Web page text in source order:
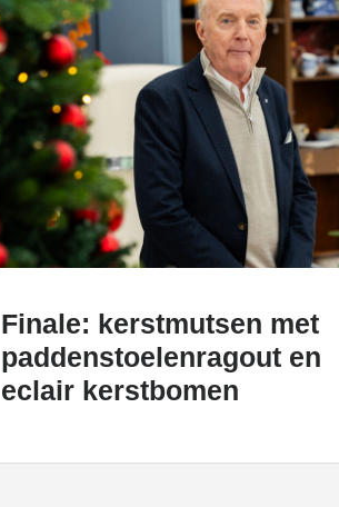
Finale: kerstmutsen met
paddenstoelenragout en
eclair kerstbomen